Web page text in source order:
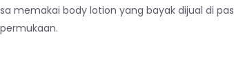
memakai body lotion yang bayak dijual di